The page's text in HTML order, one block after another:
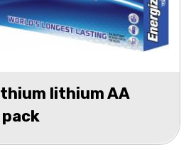
lithium AA
pack